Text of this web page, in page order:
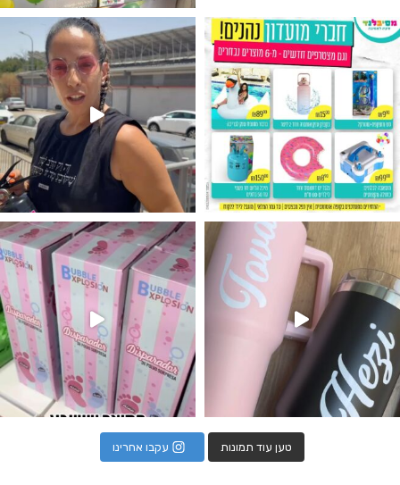
מין העובר רק במסיבלנד !! קיים
מטף לגילוי מין העובר חזר למלא
טען עוד תמונות עקבו אחרינו